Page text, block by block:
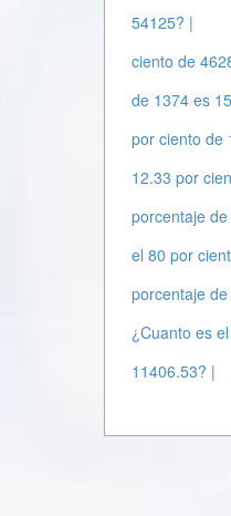
54125? |
ciento de
de 1374 es
por ciento de
12.33 por
porcentaje
el 80 por
porcentaje
¿Cuanto es
11406.53? |